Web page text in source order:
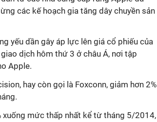
các kế hoạch gia tăng dây chuyền sản
yếu dần gây áp lực lên giá cổ phiếu của
dịch hôm thứ 3 ở châu Á, nơi tập
Apple.
hay còn gọi là Foxconn, giảm hơn 2%
xuống mức thấp nhất kể từ tháng 5/2014,